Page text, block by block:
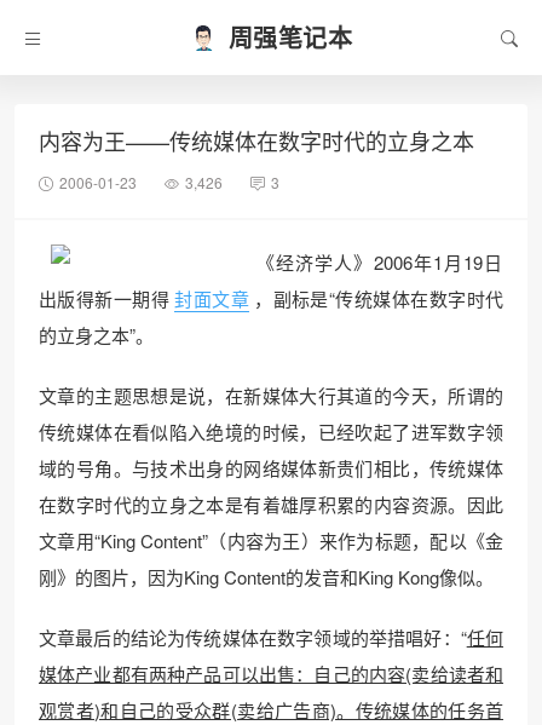
周强笔记本
内容为王——传统媒体在数字时代的立身之本
2006-01-23 3,426 3
《经济学人》2006年1月19日
出版得新一期得 封面文章 ，副标是“传统媒体在数字时代
的立身之本”。
文章的主题思想是说，在新媒体大行其道的今天，所谓的
传统媒体在看似陷入绝境的时候，已经吹起了进军数字领
域的号角。与技术出身的网络媒体新贵们相比，传统媒体
在数字时代的立身之本是有着雄厚积累的内容资源。因此
文章用“King Content”（内容为王）来作为标题，配以《金
刚》的图片，因为King Content的发音和King Kong像似。
文章最后的结论为传统媒体在数字领域的举措唱好：“任何
媒体产业都有两种产品可以出售：自己的内容(卖给读者和
观赏者)和自己的受众群(卖给广告商)。传统媒体的任务首